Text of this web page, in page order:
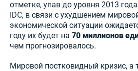
отметке, упав до уровня 2013
IDC, в связи с ухудшением
экономической ситуации
году их будет на 70 миллионов
чем прогнозировалось.
Мировой постковидный кризис, а